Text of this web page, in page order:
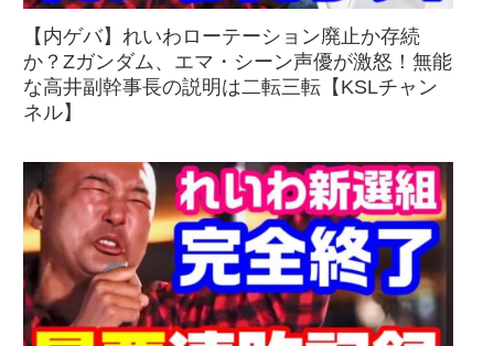
【内ゲバ】れいわローテーション廃止か存続
か？Zガンダム、エマ・シーン声優が激怒！無能
な高井副幹事長の説明は二転三転【KSLチャン
ネル】